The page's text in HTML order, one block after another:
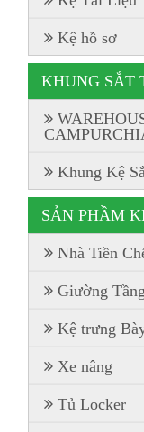
Kệ hồ sơ
KHUNG SẮT
Khung Kệ
SẢN PHẦM
Nhà Tiền
Giường
Kệ trưng
Xe nâng
Tủ Locker